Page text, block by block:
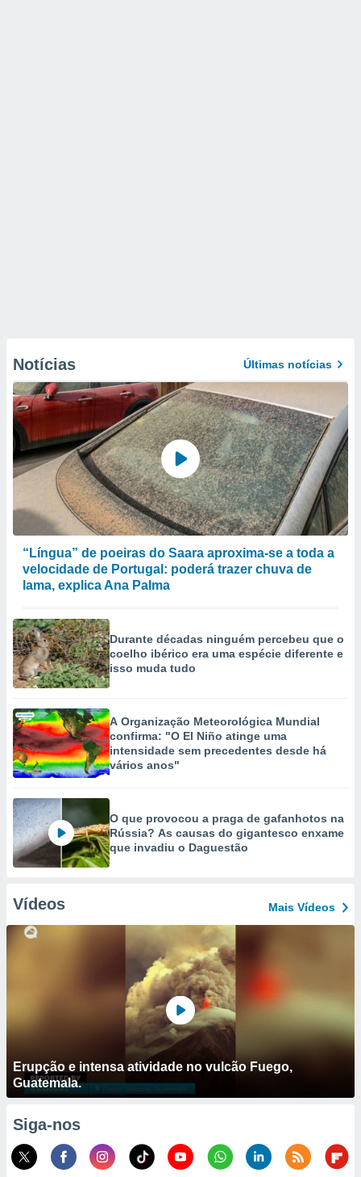
Notícias Últimas notícias
“Língua” de poeiras do Saara aproxima-se a toda a
velocidade de Portugal: poderá trazer chuva de
lama, explica Ana Palma
Durante décadas ninguém percebeu que o
coelho ibérico era uma espécie diferente e
isso muda tudo
A Organização Meteorológica Mundial
confirma: "O El Niño atinge uma
intensidade sem precedentes desde há
vários anos"
O que provocou a praga de gafanhotos na
Rússia? As causas do gigantesco enxame
que invadiu o Daguestão
Vídeos Mais Vídeos
Erupção e intensa atividade no vulcão Fuego,
Guatemala.
Siga-nos